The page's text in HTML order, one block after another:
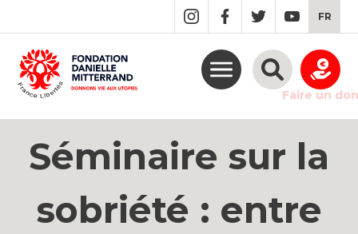
MAIN
CONTENT
FR
Faire un don
Séminaire sur la
sobriété : entre